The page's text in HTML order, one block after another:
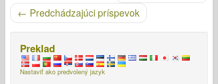
← Predchádzajúci príspevok
Preklad
Nastaviť ako predvolený jazyk